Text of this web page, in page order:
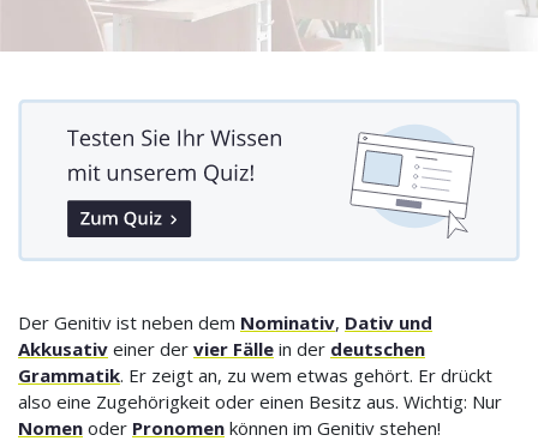
Der Genitiv ist neben dem Nominativ, Dativ und
Akkusativ einer der vier Fälle in der deutschen
Grammatik. Er zeigt an, zu wem etwas gehört. Er drückt
also eine Zugehörigkeit oder einen Besitz aus. Wichtig: Nur
Nomen oder Pronomen können im Genitiv stehen!